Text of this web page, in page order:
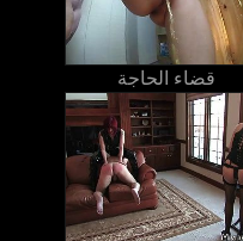
قضاء الحاجة